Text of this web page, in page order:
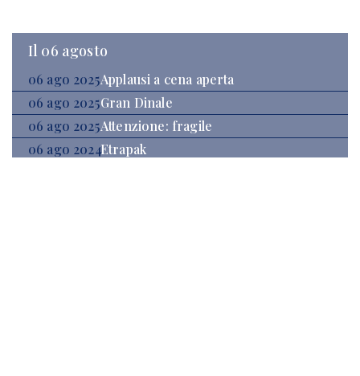
Il 06 agosto
06 ago 2025Applausi a cena aperta
06 ago 2025Gran Dinale
06 ago 2025Attenzione: fragile
06 ago 2024Etrapak